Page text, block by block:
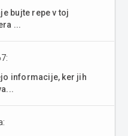
bujte repe v toj
...
informacije, ker jih